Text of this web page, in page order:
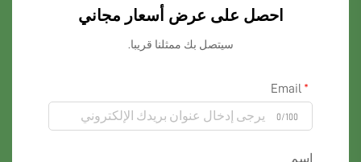
احصل على عرض أسعار مجاني
سيتصل بك ممثلنا قريبا.
0/100
اسم